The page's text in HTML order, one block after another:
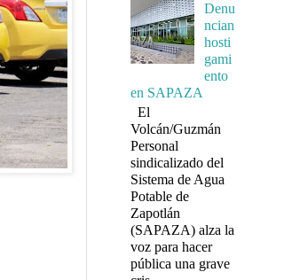
Denu
ncian
hosti
gami
ento
en SAPAZA
El
Volcán/Guzmán
Personal
sindicalizado del
Sistema de Agua
Potable de
Zapotlán
(SAPAZA) alza la
voz para hacer
pública una grave